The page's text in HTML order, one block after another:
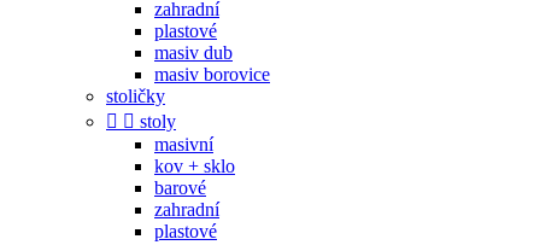
zahradní
plastové
masiv dub
masiv borovice
stoličky
  stoly
masivní
kov + sklo
barové
zahradní
plastové